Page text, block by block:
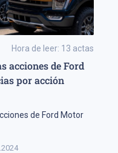
Hora de leer: 13 actas
acciones de Ford
por acción
de Ford Motor